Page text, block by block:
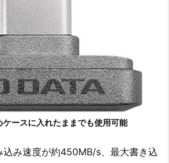
ケースに入れたままでも使用可能
込み速度が約450MB/s、最大書き込